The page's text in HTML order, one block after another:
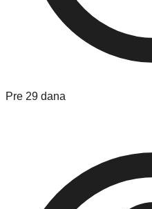
Pre 29 dana